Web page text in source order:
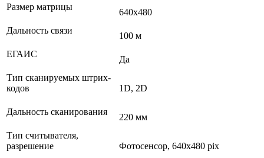
Размер матрицы
640х480
Дальность связи
100 м
ЕГАИС
Да
Тип сканируемых штрих-
кодов
1D, 2D
Дальность сканирования
220 мм
Тип считывателя,
разрешение
Фотосенсор, 640x480 pix